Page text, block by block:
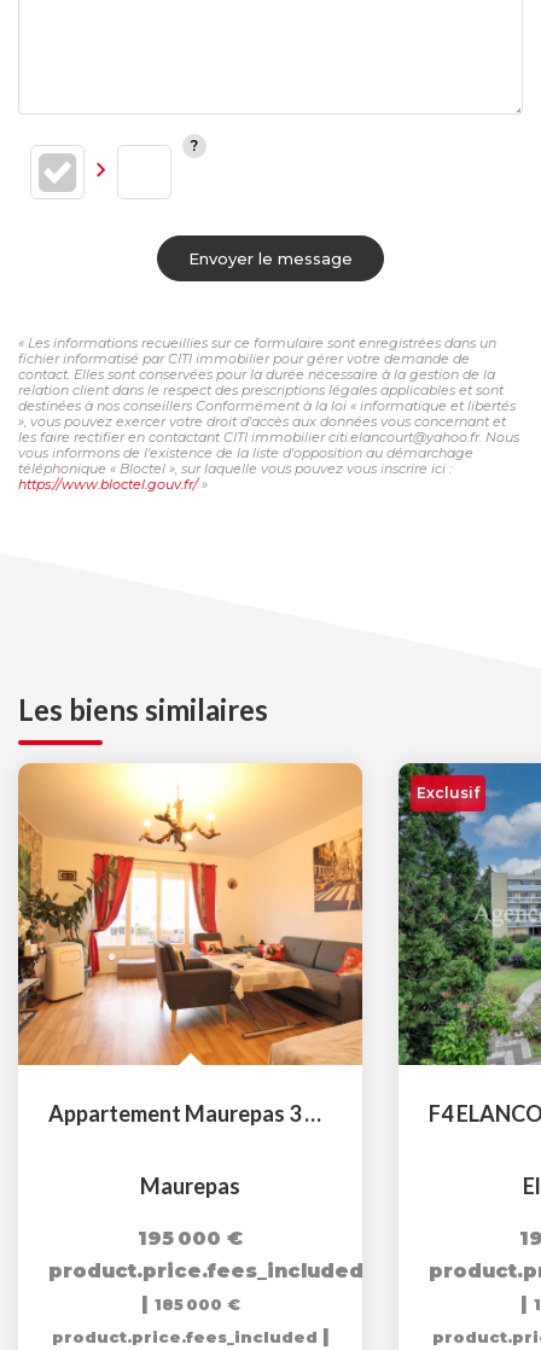
Envoyer le message
« Les informations recueillies sur ce formulaire sont enregistrées dans un
fichier informatisé par CITI immobilier pour gérer votre demande de
contact. Elles sont conservées pour la durée nécessaire à la gestion de la
relation client dans le respect des prescriptions légales applicables et sont
destinées à nos conseillers Conformément à la loi « informatique et libertés
», vous pouvez exercer votre droit d'accès aux données vous concernant et
les faire rectifier en contactant CITI immobilier citi.elancourt@yahoo.fr. Nous
vous informons de l'existence de la liste d'opposition au démarchage
téléphonique « Bloctel », sur laquelle vous pouvez vous inscrire ici :
https://www.bloctel.gouv.fr/»
Les biens similaires
Appartement Maurepas 3 pièce(s) 70 m2
Maurepas
195 000 €
product.price.fees_included
| 185 000 €
product.price.fees_included |
Exclusif
|